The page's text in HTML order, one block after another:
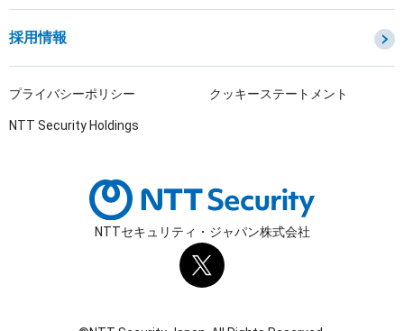
IoTプロダクトセキュリティ
採用情報
プライバシーポリシー クッキーステートメント
NTT Security Holdings
NTTセキュリティ・ジャパン株式会社